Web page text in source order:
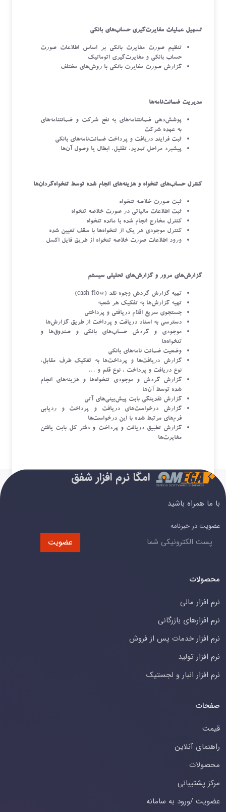
تسهیل عملیات مغایرت‌گیری حساب‌های بانکی
تنظیم صورت مغایرت بانکی بر اساس اطلاعات صورت
حساب بانکی و مغایرت‌گیری اتوماتیک
گزارش صورت مغایرت بانکی با روش‌های مختلف
مدیریت ضمانت‌نامه‌ها
پوشش‌دهی ضمانتنامه‌های به نفع شرکت و ضمانتنامه‌های
به عهده شرکت
ثبت فرایند دریافت ‌و‌ پرداخت ضمانت‌نامه‌های بانکی
پیشبرد مراحل تمدید، تقلیل، ابطال یا وصول آن‌ها
کنترل حساب‌های تنخواه و هزینه‌های انجام شده توسط تنخواه‌گردان‌ها
ثبت صورت خلاصه تنخواه
ثبت اطلاعات مالیاتی در صورت خلاصه تنخواه
کنترل مخارج انجام شده با مانده تنخواه
کنترل موجودی هر یک از تنخواه‌ها با سقف تعیین شده
ورود اطلاعات صورت خلاصه تنخواه از طریق فایل اکسل
گزارش‌های مرور و گزارش‌های تحلیلی سیستم
تهیه‌ گزارش گردش وجوه نقد (cash flow)
تهیه‌ گزارش‌ها به تفکیک هر شعبه
جستجوی سریع اقلام دریافتی و پرداختی
دسترسی به اسناد دریافت و پرداخت از طریق گزارش‌ها
موجودی و گردش حساب‌های بانکی و صندوق‌ها و
تنخواه‌ها
وضعیت ضمانت نامه‌های بانکی
گزارش دریافت‌ها و پرداخت‌ها به تفکیک طرف مقابل،
نوع دریافت و پرداخت ، نوع قلم و …
گزارش گردش و موجودی تنخواه‌ها و هزینه‌های انجام
شده توسط آن‌ها
گزارش نقدینگی بابت پیش‌بینی‌های آتی
گزارش درخواست‌های دریافت و پرداخت و ردیابی
فرم‌های مرتبط شده با این درخواست‌ها
گزارش تطبیق دریافت‌ و ‌پرداخت و دفتر کل بابت یافتن
مغایرت‌ها
امگا نرم افزار شفق
با ما همراه باشید
عضویت در خبرنامه
عضویت
محصولات
نرم افزار مالی
نرم افزارهای بازرگانی
نرم افزار خدمات پس از فروش
نرم افزار تولید
نرم افزار انبار و لجستیک
صفحات
قیمت
راهنمای آنلاین
محصولات
مرکز پشتیبانی
عضویت /ورود به سامانه